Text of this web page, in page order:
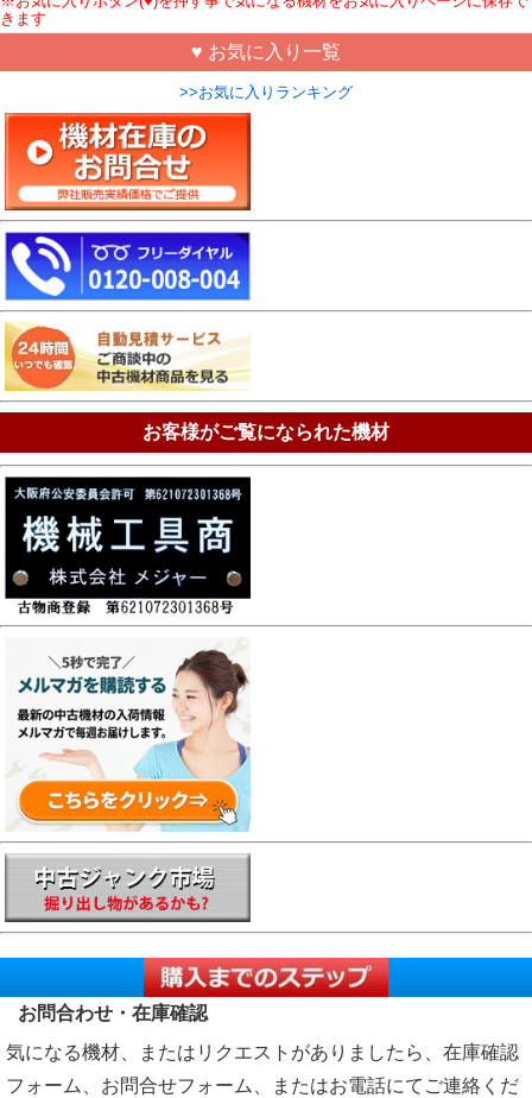
きます
♥ お気に入り一覧
>>お気に入りランキング
お客様がご覧になられた機材
お問合わせ・在庫確認
気になる機材、またはリクエストがありましたら、在庫確認
フォーム、お問合せフォーム、またはお電話にてご連絡くだ